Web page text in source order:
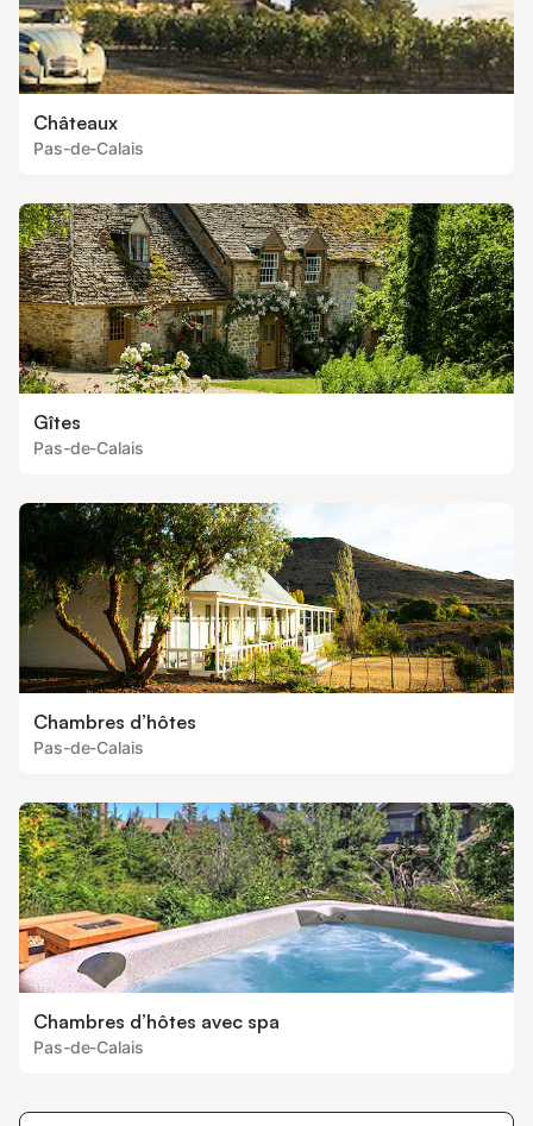
Châteaux
Pas-de-Calais
Gîtes
Pas-de-Calais
Chambres d’hôtes
Pas-de-Calais
Chambres d’hôtes avec spa
Pas-de-Calais